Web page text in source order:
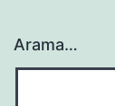
Arama…